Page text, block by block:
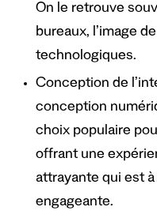
On le retrouve
bureaux, l’image
technologiques.
Conception de
conception
choix populaire
offrant une
attrayante qui est
engageante.